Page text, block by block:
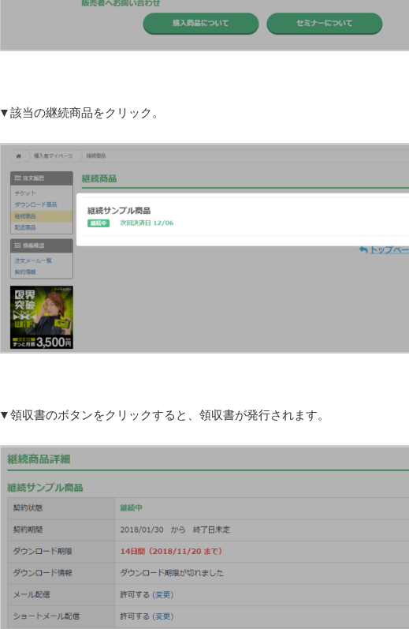
▼該当の継続商品をクリック。
▼領収書のボタンをクリックすると、領収書が発行されます。